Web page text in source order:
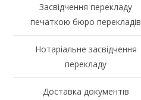
Засвідчення перекладу
печаткою бюро перекладів
Нотаріальне засвідчення
перекладу
Доставка документів